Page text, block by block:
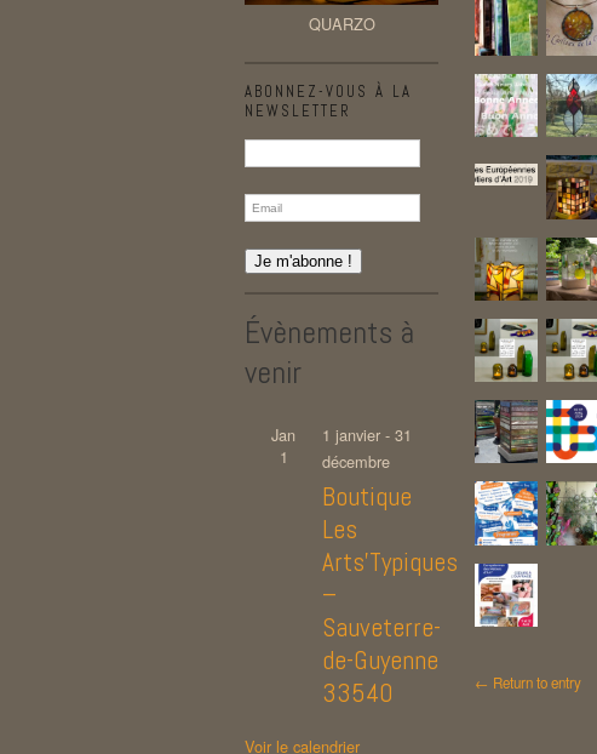
QUARZO
ABONNEZ-VOUS À LA
NEWSLETTER
Évènements à
venir
Jan
1
1 janvier - 31
décembre
Boutique
Les
Arts’Typiques
–
Sauveterre-
de-Guyenne
33540
Voir le calendrier
← Return to entry